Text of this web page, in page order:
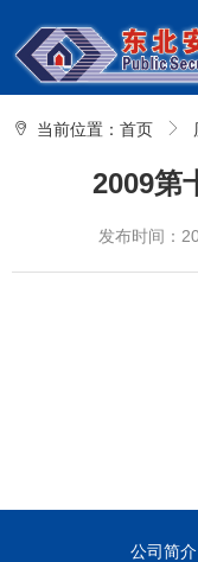
当前位置： 首页
2009第
发布时间：
公司简介